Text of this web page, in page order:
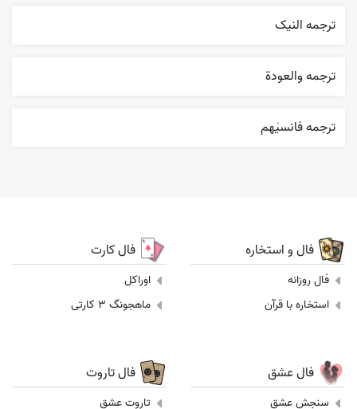
ترجمه النیک
ترجمه والعودة
ترجمه فانسیٰهم
فال و استخاره
فال روزانه
استخاره با قرآن
فال کارت
اوراکل
ماهجونگ 3 کارتی
فال عشق
سنجش عشق
فال تاروت
تاروت عشق